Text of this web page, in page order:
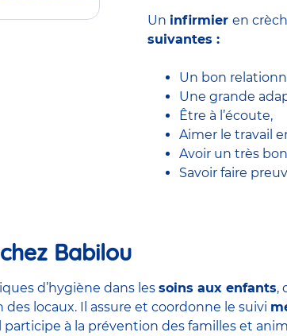
Un infirmier en
suivantes :
Un bon
Une grande
Être à l’écoute,
Aimer le travail
Avoir un très
Savoir faire
Babilou
d’hygiène dans les soins aux enfants,
des locaux. Il assure et coordonne le suivi
à la prévention des familles et